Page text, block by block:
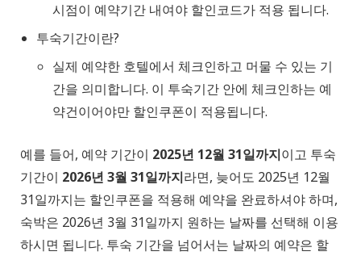
시점이 예약기간 내여야 할인코드가 적용 됩니다.
투숙기간이란?
실제 예약한 호텔에서 체크인하고 머물 수 있는 기
간을 의미합니다. 이 투숙기간 안에 체크인하는 예
약건이어야만 할인쿠폰이 적용됩니다.
예를 들어, 예약 기간이 2025년 12월 31일까지이고 투숙
기간이 2026년 3월 31일까지라면, 늦어도 2025년 12월
31일까지는 할인쿠폰을 적용해 예약을 완료하셔야 하며,
숙박은 2026년 3월 31일까지 원하는 날짜를 선택해 이용
하시면 됩니다. 투숙 기간을 넘어서는 날짜의 예약은 할